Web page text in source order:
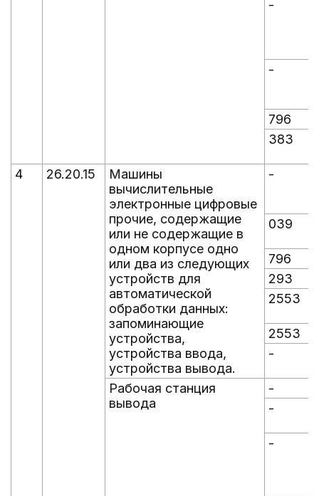
-
-
796
383
4 26.20.15
Машины
вычислительные
электронные цифровые
прочие, содержащие
или не содержащие в
одном корпусе одно
или два из следующих
устройств для
автоматической
обработки данных:
запоминающие
устройства,
устройства ввода,
устройства вывода.
-
039
796
293
2553
2553
-
Рабочая станция
вывода
-
-
-